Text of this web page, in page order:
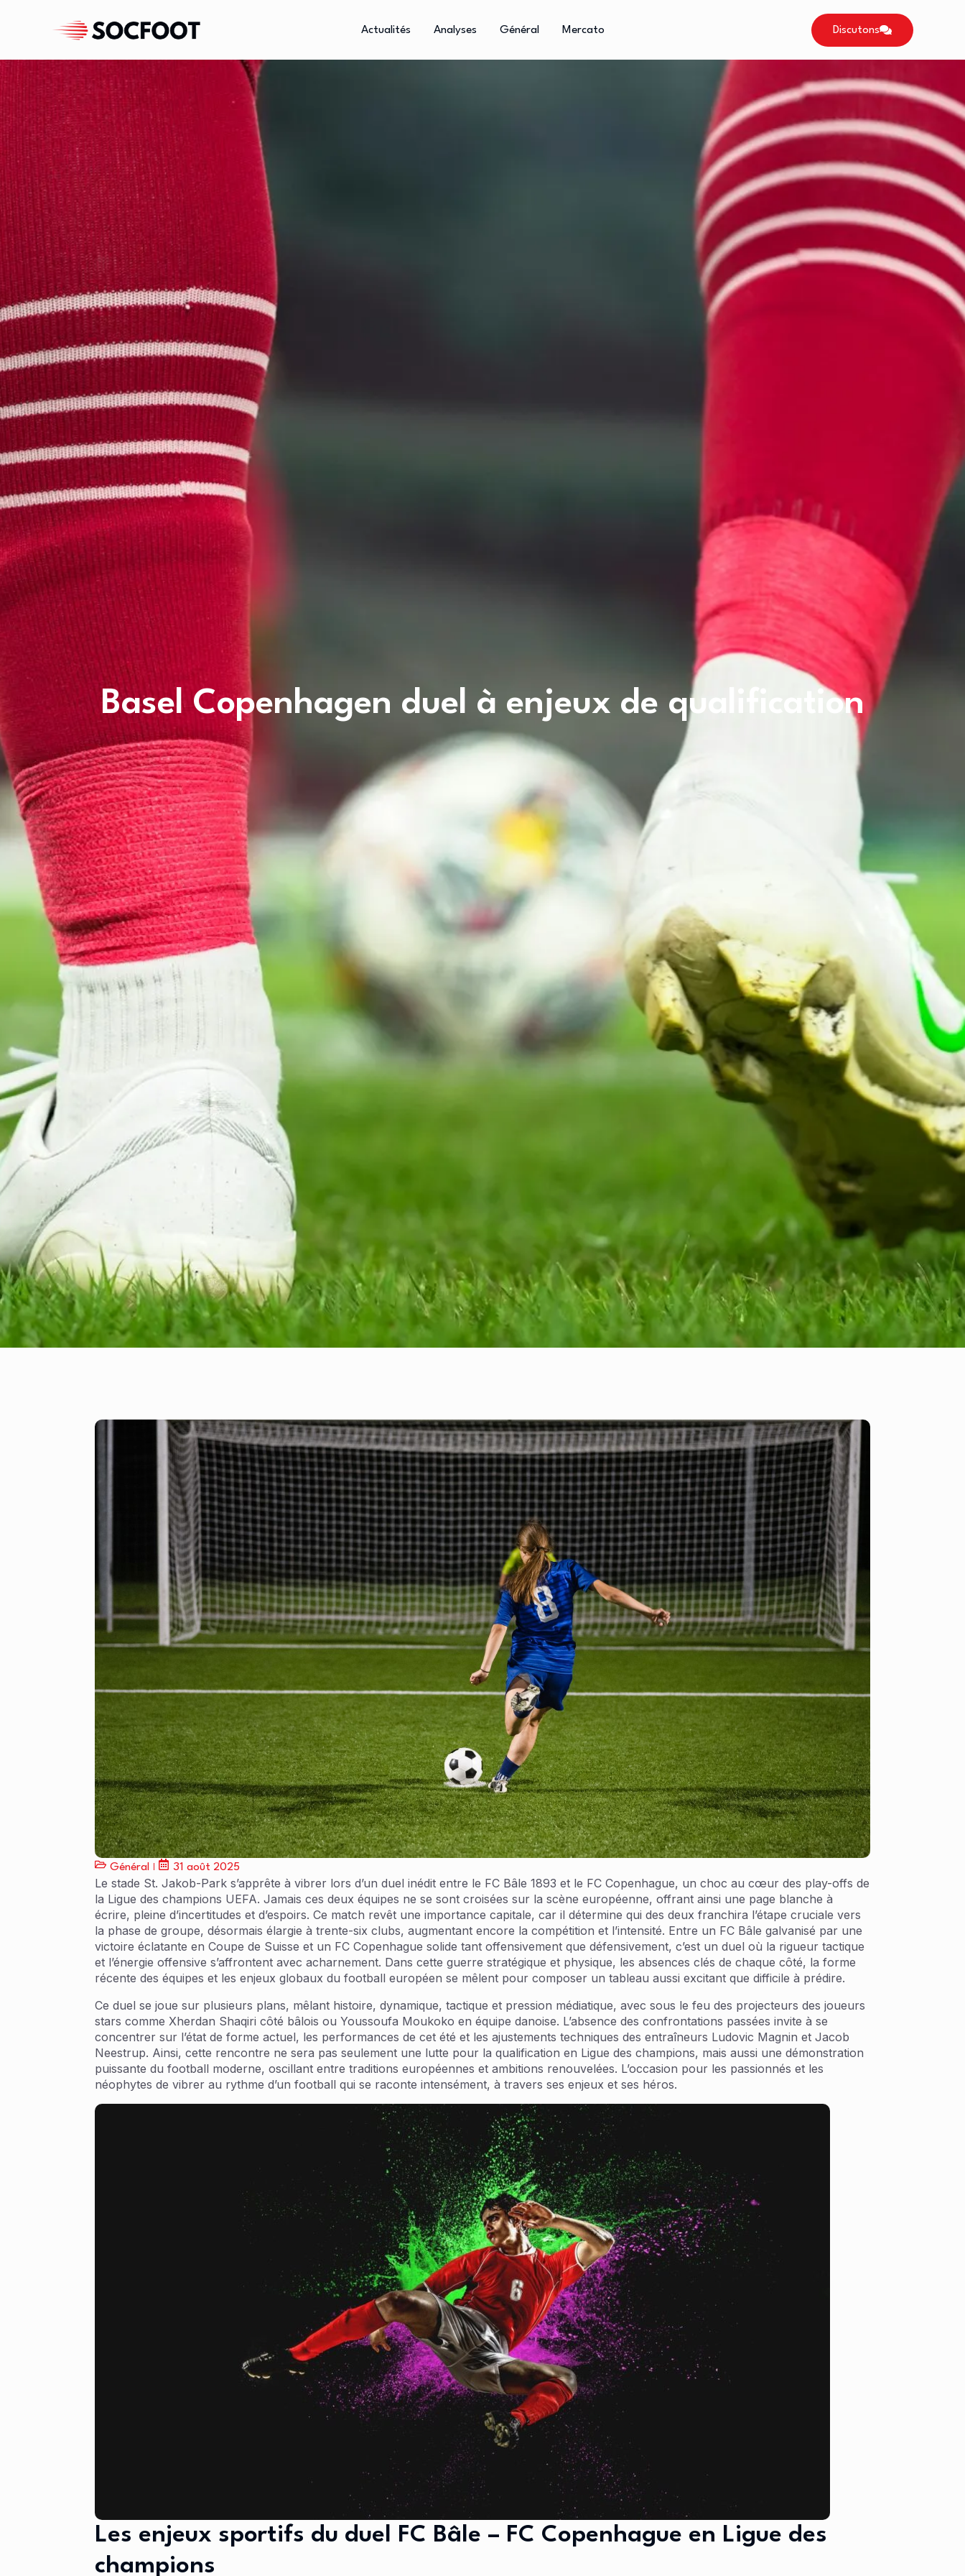
Actualités Analyses Général Mercato Discutons
Basel Copenhagen duel à enjeux de qualification
Général 31 août 2025
Le stade St. Jakob-Park s’apprête à vibrer lors d’un duel inédit entre le FC Bâle 1893 et le FC Copenhague, un choc au cœur des play-offs de
la Ligue des champions UEFA. Jamais ces deux équipes ne se sont croisées sur la scène européenne, offrant ainsi une page blanche à
écrire, pleine d’incertitudes et d’espoirs. Ce match revêt une importance capitale, car il détermine qui des deux franchira l’étape cruciale vers
la phase de groupe, désormais élargie à trente-six clubs, augmentant encore la compétition et l’intensité. Entre un FC Bâle galvanisé par une
victoire éclatante en Coupe de Suisse et un FC Copenhague solide tant offensivement que défensivement, c’est un duel où la rigueur tactique
et l’énergie offensive s’affrontent avec acharnement. Dans cette guerre stratégique et physique, les absences clés de chaque côté, la forme
récente des équipes et les enjeux globaux du football européen se mêlent pour composer un tableau aussi excitant que difficile à prédire.
Ce duel se joue sur plusieurs plans, mêlant histoire, dynamique, tactique et pression médiatique, avec sous le feu des projecteurs des joueurs
stars comme Xherdan Shaqiri côté bâlois ou Youssoufa Moukoko en équipe danoise. L’absence des confrontations passées invite à se
concentrer sur l’état de forme actuel, les performances de cet été et les ajustements techniques des entraîneurs Ludovic Magnin et Jacob
Neestrup. Ainsi, cette rencontre ne sera pas seulement une lutte pour la qualification en Ligue des champions, mais aussi une démonstration
puissante du football moderne, oscillant entre traditions européennes et ambitions renouvelées. L’occasion pour les passionnés et les
néophytes de vibrer au rythme d’un football qui se raconte intensément, à travers ses enjeux et ses héros.
Les enjeux sportifs du duel FC Bâle – FC Copenhague en Ligue des
champions